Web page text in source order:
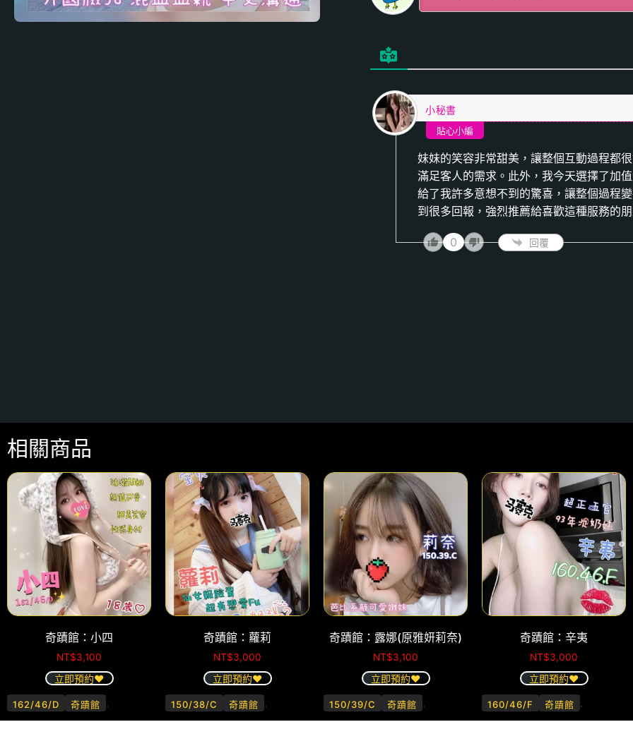
小秘書
貼心小編
妹妹的笑容非常甜美，讓整個互動過程都
滿足客人的需求。此外，我今天選擇了加
給了我許多意想不到的驚喜，讓整個過程
到很多回報，強烈推薦給喜歡這種服務的
0 回覆
相關商品
奇蹟館：小四
NT$3,100
立即預約❤️
162/46/D 奇蹟館 .
奇蹟館：蘿莉
NT$3,000
立即預約❤️
150/38/C 奇蹟館 .
奇蹟館：露娜(原雅妍莉奈)
NT$3,100
立即預約❤️
150/39/C 奇蹟館 .
奇蹟館：辛夷
NT$3,000
立即預約❤️
160/46/F 奇蹟館 .